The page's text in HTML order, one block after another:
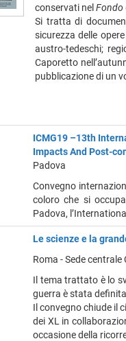
conservati nel Fondo
Si tratta di
sicurezza delle
austro-tedeschi;
Caporetto
pubblicazione di un
ICMG19 –13th
Impacts And Post-
Padova
Convegno
coloro che si
Padova,
Le scienze e la
Roma - Sede centrale
Il tema trattato è lo
guerra è stata
Il convegno chiude il
dei XL in
occasione della